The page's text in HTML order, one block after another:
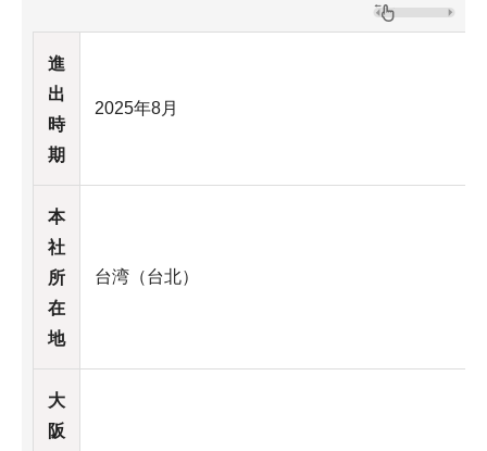
進
出
時
期
2025年8月
本
社
所
在
地
台湾（台北）
大
阪